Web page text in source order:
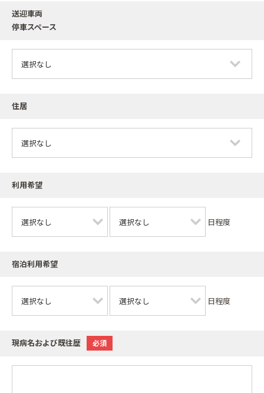
送迎車両
停車スペース
住居
利用希望
日程度
宿泊利用希望
日程度
現病名および既往歴 必須